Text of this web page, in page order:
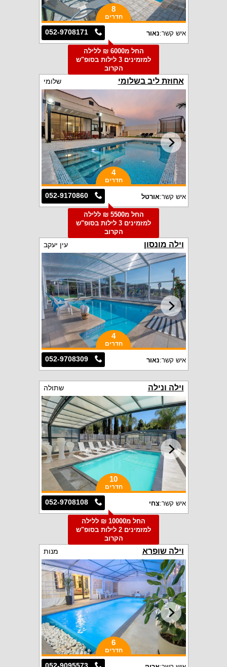
8
חדרים
052-9708171 איש קשר:נאור
החל מ6000 ₪ ללילה
למזמינים 3 לילות בסופ"ש
הקרוב
אחוזת ליב בשלומי שלומי
4
חדרים
052-9170860 איש קשר:אורטל
החל מ5500 ₪ ללילה
למזמינים 3 לילות בסופ"ש
הקרוב
וילה מונסון עין יעקב
4
חדרים
052-9708309 איש קשר:נאור
וילה ונילה שתולה
10
חדרים
052-9708108 איש קשר:צחי
החל מ10000 ₪ ללילה
למזמינים 2 לילות בסופ"ש
הקרוב
וילה שופרא מנות
6
חדרים